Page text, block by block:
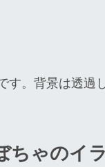
す。背景は透過
ちゃのイ